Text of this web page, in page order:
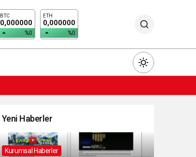
BTC
0,000000
%0
ETH
0,000000
%0
Gündüz Modu
Gündüz modunu seçin.
Yeni Haberler
Kurumsal Haberler